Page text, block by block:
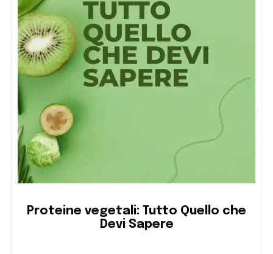
Proteine vegetali: Tutto Quello che
Devi Sapere